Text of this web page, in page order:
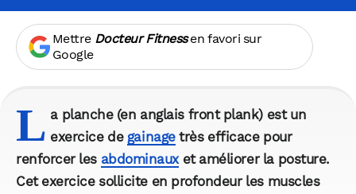
Mettre Docteur Fitnessen favori sur
Google
L a planche (en anglais front plank) est un
exercice de gainagetrès efficace pour
renforcer les abdominauxet améliorer la posture.
Cet exercice sollicite en profondeur les muscles